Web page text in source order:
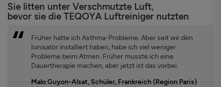
Sie litten unter Verschmutzte Luft,
bevor sie die TEQOYA Luftreiniger nutzten
Früher hatte ich Asthma-Probleme. Aber seit wir den
Ionisator installiert haben, habe ich viel weniger
Probleme beim Atmen. Früher musste ich eine
Dauertherapie machen, aber jetzt ist das vorbei.
Malo Guyon-Alsat, Schüler, Frankreich (Region Paris)